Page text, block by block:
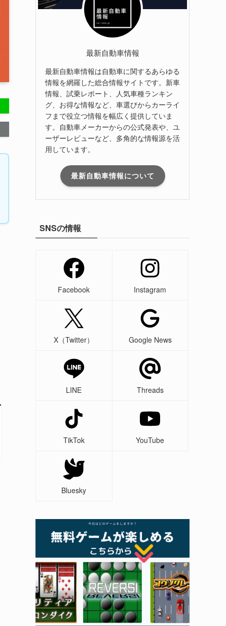
最新自動車情報
最新自動車情報は自動車に関するあらゆる
情報を網羅した総合情報サイトです。新車
情報、試乗レポート、人気車種ランキン
グ、お得な情報など、車選びからカーライ
フまで役立つ情報を幅広く提供していま
す。自動車メーカーからの公式発表や、ユ
ーザーレビューなど、多角的な情報源を活
用しています。
最新自動車情報について
SNSの情報
Facebook Instagram
X（Twitter） Google News
LINE Threads
TikTok YouTube
Bluesky